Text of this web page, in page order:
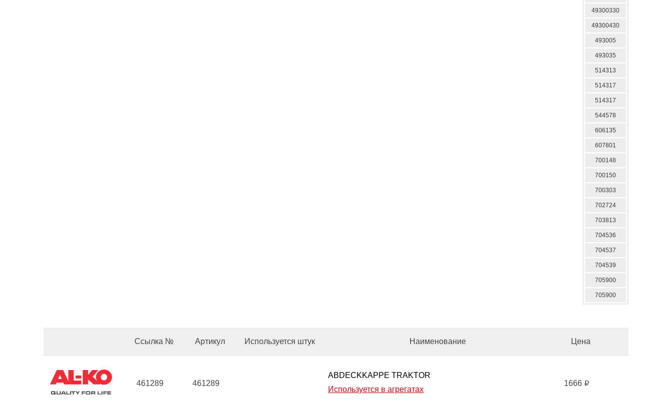
49300330
49300430
493005
493035
514313
514317
514317
544578
606135
607801
700148
700150
700303
702724
703813
704536
704537
704539
705900
705900
Ссылка № Артикул Используется штук Наименование Цена
461289 461289
ABDECKKAPPE TRAKTOR
Используется в агрегатах
1666 i